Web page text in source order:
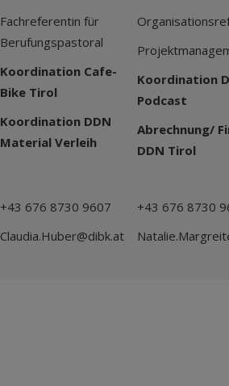
Fachreferentin für
Berufungspastoral
Koordination Cafe-
Bike Tirol
Koordination DDN
Material Verleih
Koordination
Podcast
Abrechnung/
DDN Tirol
+43 676 8730 9607
Claudia.Huber@dibk.at
+43 676 8730